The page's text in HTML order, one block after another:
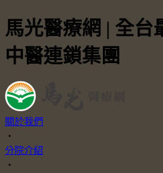
馬光醫療網 | 全台
中醫連鎖集團
關於我們
・
分院介紹
・